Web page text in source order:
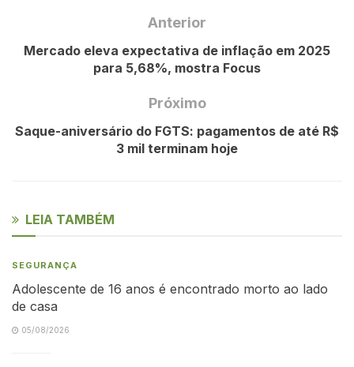
Anterior
Mercado eleva expectativa de inflação em 2025
para 5,68%, mostra Focus
Próximo
Saque-aniversário do FGTS: pagamentos de até R$
3 mil terminam hoje
LEIA TAMBÉM
SEGURANÇA
Adolescente de 16 anos é encontrado morto ao lado
de casa
05/08/2026